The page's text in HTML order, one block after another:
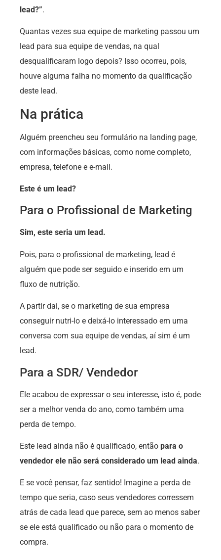
lead?”.
Quantas vezes sua equipe de marketing passou um
lead para sua equipe de vendas, na qual
desqualificaram logo depois? Isso ocorreu, pois,
houve alguma falha no momento da qualificação
deste lead.
Na prática
Alguém preencheu seu formulário na landing page,
com informações básicas, como nome completo,
empresa, telefone e e-mail.
Este é um lead?
Para o Profissional de Marketing
Sim, este seria um lead.
Pois, para o profissional de marketing, lead é
alguém que pode ser seguido e inserido em um
fluxo de nutrição.
A partir dai, se o marketing de sua empresa
conseguir nutri-lo e deixá-lo interessado em uma
conversa com sua equipe de vendas, aí sim é um
lead.
Para a SDR/ Vendedor
Ele acabou de expressar o seu interesse, isto é, pode
ser a melhor venda do ano, como também uma
perda de tempo.
Este lead ainda não é qualificado, então para o
vendedor ele não será considerado um lead ainda.
E se você pensar, faz sentido! Imagine a perda de
tempo que seria, caso seus vendedores corressem
atrás de cada lead que parece, sem ao menos saber
se ele está qualificado ou não para o momento de
compra.